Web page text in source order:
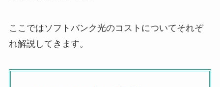
ここではソフトバンク光のコストについてそれぞ
れ解説してきます。